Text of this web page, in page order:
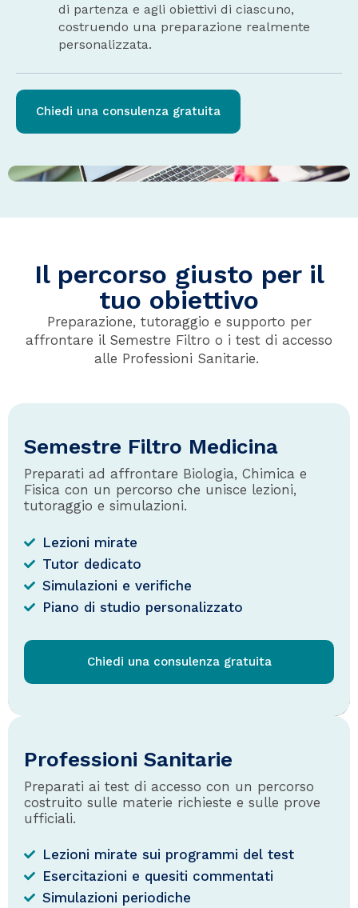
di partenza e agli obiettivi di ciascuno,
costruendo una preparazione realmente
personalizzata.
Chiedi una consulenza gratuita
Il percorso giusto per il
tuo obiettivo
Preparazione, tutoraggio e supporto per
affrontare il Semestre Filtro o i test di accesso
alle Professioni Sanitarie.
Semestre Filtro Medicina
Preparati ad affrontare Biologia, Chimica e
Fisica con un percorso che unisce lezioni,
tutoraggio e simulazioni.
Lezioni mirate
Tutor dedicato
Simulazioni e verifiche
Piano di studio personalizzato
Chiedi una consulenza gratuita
Professioni Sanitarie
Preparati ai test di accesso con un percorso
costruito sulle materie richieste e sulle prove
ufficiali.
Lezioni mirate sui programmi del test
Esercitazioni e quesiti commentati
Simulazioni periodiche